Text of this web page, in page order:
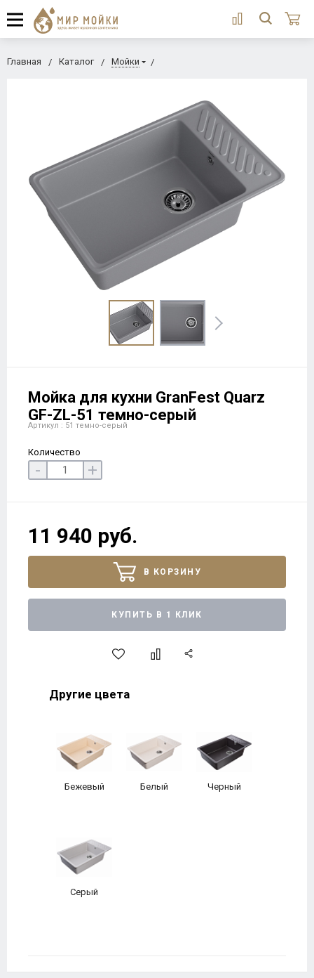
Главная Каталог Мойки
Мойка для кухни GranFest Quarz
GF-ZL-51 темно-серый
Артикул : 51 темно-серый
Количество
- +
11 940 руб.
В КОРЗИНУ
КУПИТЬ В 1 КЛИК
Другие цвета
Бежевый Белый Черный
Серый